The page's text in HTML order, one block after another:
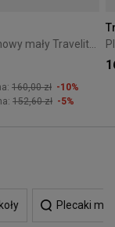
160,00 zł -10%
152,60 zł -5%
Plecaki